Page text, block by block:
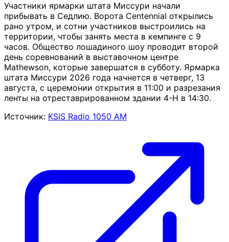
Участники ярмарки штата Миссури начали
прибывать в Седлию. Ворота Centennial открылись
рано утром, и сотни участников выстроились на
территории, чтобы занять места в кемпинге с 9
часов. Общество лошадиного шоу проводит второй
день соревнований в выставочном центре
Mathewson, которые завершатся в субботу. Ярмарка
штата Миссури 2026 года начнется в четверг, 13
августа, с церемонии открытия в 11:00 и разрезания
ленты на отреставрированном здании 4-H в 14:30.
Источник: KSIS Radio 1050 AM